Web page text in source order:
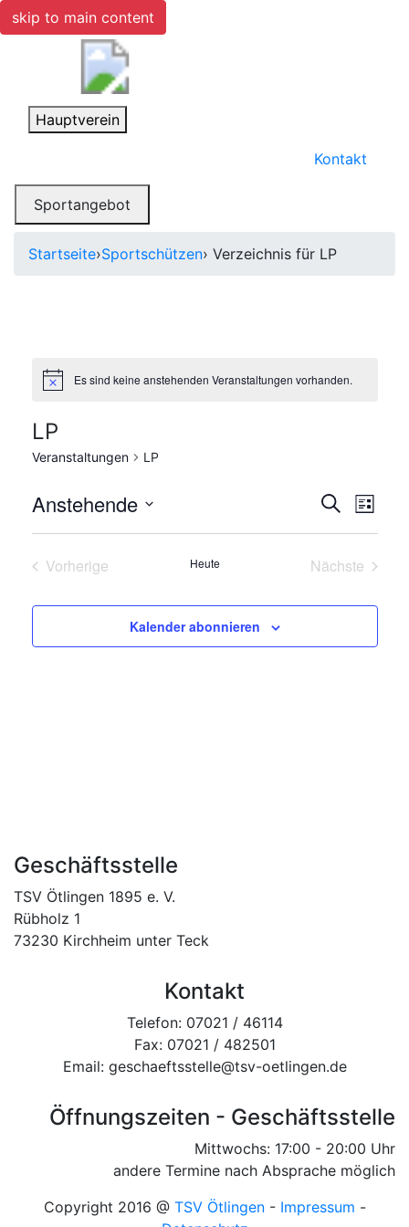
skip to main content
Toggle navigation
Hauptverein
Kontakt
Toggle navigation
Sportangebot
Startseite›Sportschützen› Verzeichnis für LP
Es sind keine anstehenden Veranstaltungen vorhanden.
LP
Veranstaltungen LP
Suche
und
SucheListe
Anstehende
Datum
Vorherige
Heute
Nächste
Kalender abonnieren
Geschäftsstelle
TSV Ötlingen 1895 e. V.
Rübholz 1
73230 Kirchheim unter Teck
Kontakt
Telefon: 07021 / 46114
Fax: 07021 / 482501
Email: geschaeftsstelle@tsv-oetlingen.de
Öffnungszeiten - Geschäftsstelle
Mittwochs: 17:00 - 20:00 Uhr
andere Termine nach Absprache möglich
Copyright 2016 @ TSV Ötlingen- Impressum -